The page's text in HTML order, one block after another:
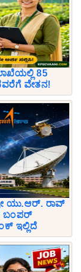
85
ವೇತನ!
ಯು.ಆರ್. ರಾವ್
ಬಂಪರ್
ಇಲ್ಲಿದೆ